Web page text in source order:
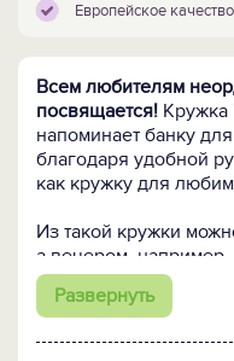
Европейское качество
Всем любителям
посвящается!
напоминает банку
благодаря удобной
как кружку для
Из такой кружки
а вечером,
400 мл.
Развернуть